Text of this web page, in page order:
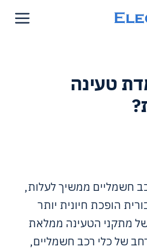
טעינה
חשמליים ממשיך לעלות,
הופכת חיונית יותר
של מתקני הטעינה ממלאת
של כלי רכב חשמליים,